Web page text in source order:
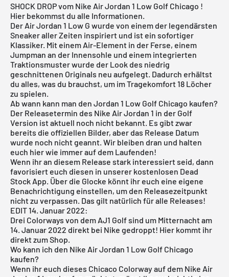
SHOCK DROP vom Nike Air Jordan 1 Low Golf Chicago !
Hier bekommst du alle Informationen.
Der Air Jordan 1 Low G wurde von einem der legendärsten
Sneaker aller Zeiten inspiriert und ist ein sofortiger
Klassiker. Mit einem Air-Element in der Ferse, einem
Jumpman an der Innensohle und einem integrierten
Traktionsmuster wurde der Look des niedrig
geschnittenen Originals neu aufgelegt. Dadurch erhältst
du alles, was du brauchst, um im Tragekomfort 18 Löcher
zu spielen.
Ab wann kann man den Jordan 1 Low Golf Chicago kaufen?
Der Releasetermin des Nike Air Jordan 1 in der Golf
Version ist aktuell noch nicht bekannt. Es gibt zwar
bereits die offiziellen Bilder, aber das Release Datum
wurde noch nicht geannt. Wir bleiben dran und halten
euch hier wie immer auf dem Laufenden!
Wenn ihr an diesem Release stark interessiert seid, dann
favorisiert euch diesen in unserer kostenlosen Dead
Stock App. Über die Glocke könnt ihr euch eine eigene
Benachrichtigung einstellen, um den Releasezeitpunkt
nicht zu verpassen. Das gilt natürlich für alle Releases!
EDIT 14. Januar 2022:
Drei Colorways von dem AJ1 Golf sind um Mitternacht am
14. Januar 2022 direkt bei Nike gedroppt! Hier kommt ihr
direkt zum Shop.
Wo kann ich den Nike Air Jordan 1 Low Golf Chicago
kaufen?
Wenn ihr euch dieses Chicaco Colorway auf dem Nike Air